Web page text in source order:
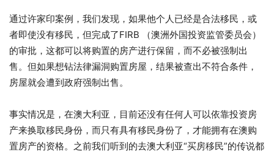
通过许家印案例，我们发现，如果他个人已经是合法移民，或
者即使没有移民，但完成了FIRB （澳洲外国投资监管委员会）
的审批，这都可以将购置的房产进行保留，而不必被强制出
售。但如果想钻法律漏洞购置房屋，结果被查出不符合条件，
房屋就会遭到政府强制出售。
事实情况是，在澳大利亚，目前还没有任何人可以依靠投资房
产来换取移民身份，而只有具有移民身份了，才能拥有在澳购
置房产的资格。之前我们听到的去澳大利亚“买房移民”的传说都